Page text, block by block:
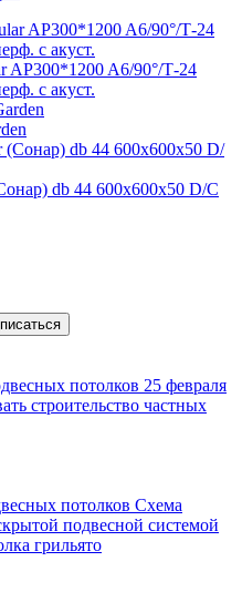
AP300*1200 A6/90°/Т-24
с акуст.
db 44 600x600x50 D/С
потолков 25 февраля
строительство частных
потолков Схема
подвесной системой
грильято